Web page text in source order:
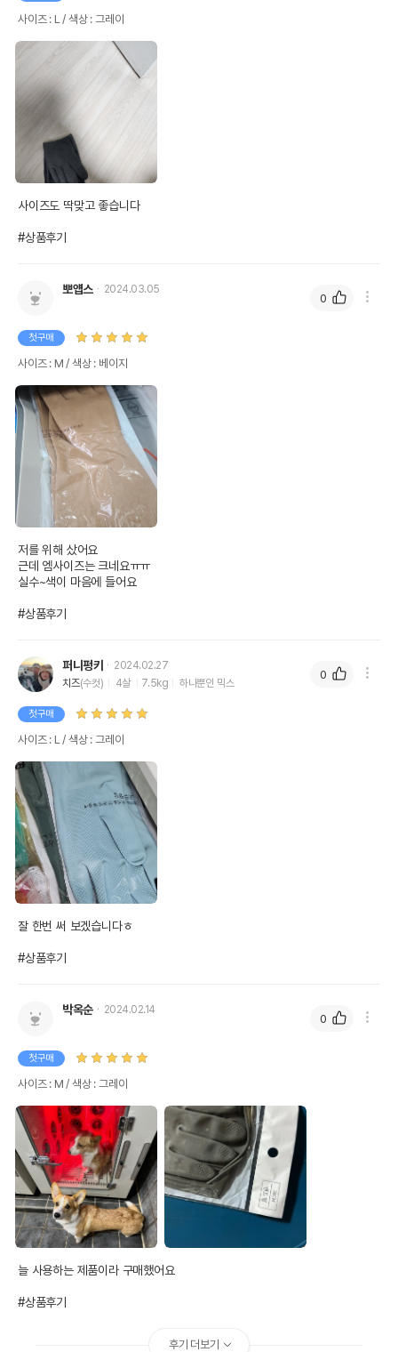
사이즈 : L / 색상 : 그레이
사이즈도 딱맞고 좋습니다
#상품후기
뽀얩스 2024.03.05
첫구매
사이즈 : M / 색상 : 베이지
저를 위해 샀어요
근데 엠사이즈는 크네요ㅠㅠ
실수~색이 마음에 들어요
#상품후기
0
퍼니펑키
2024.02.27
치즈(수컷) 4살 7.5kg 하나뿐인 믹스
첫구매
사이즈 : L / 색상 : 그레이
잘 한번 써 보겠습니다ㅎ
#상품후기
0
박옥순 2024.02.14
첫구매
사이즈 : M / 색상 : 그레이
늘 사용하는 제품이라 구매했어요
#상품후기
0
후기 더보기